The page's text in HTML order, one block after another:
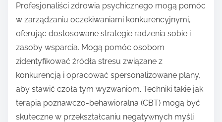
Profesjonaliści zdrowia psychicznego mogą pomóc
w zarządzaniu oczekiwaniami konkurencyjnymi,
oferując dostosowane strategie radzenia sobie i
zasoby wsparcia. Mogą pomóc osobom
zidentyfikować źródła stresu związane z
konkurencją i opracować spersonalizowane plany,
aby stawić czoła tym wyzwaniom. Techniki takie jak
terapia poznawczo-behawioralna (CBT) mogą być
skuteczne w przekształcaniu negatywnych myśli